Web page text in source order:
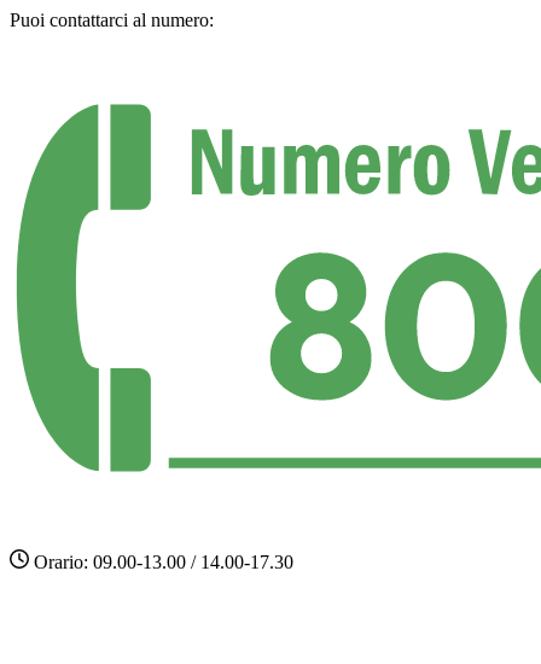
Puoi contattarci al numero:
Orario: 09.00-13.00 / 14.00-17.30